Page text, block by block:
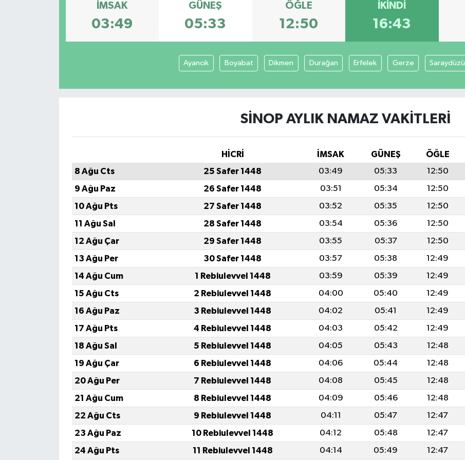
İMSAK
03:49
GÜNEŞ
05:33
ÖĞLE
12:50
İKINDI
16:43
Ayancık Boyabat Dikmen Durağan Erfelek Gerze Saraydüzü
SINOP AYLIK NAMAZ VAKITLERI
HİCRİ İMSAK GÜNEŞ ÖĞLE
8 Ağu Cts
25 Safer 1448 03:49 05:33 12:50
9 Ağu Paz
26 Safer 1448 03:51 05:34 12:50
10 Ağu Pts
27 Safer 1448 03:52 05:35 12:50
11 Ağu Sal
28 Safer 1448 03:54 05:36 12:50
12 Ağu Çar
29 Safer 1448 03:55 05:37 12:50
13 Ağu Per
30 Safer 1448 03:57 05:38 12:49
14 Ağu Cum
1 Rebiulevvel 1448 03:59 05:39 12:49
15 Ağu Cts
2 Rebiulevvel 1448 04:00 05:40 12:49
16 Ağu Paz
3 Rebiulevvel 1448 04:02 05:41 12:49
17 Ağu Pts
4 Rebiulevvel 1448 04:03 05:42 12:49
18 Ağu Sal
5 Rebiulevvel 1448 04:05 05:43 12:48
19 Ağu Çar
6 Rebiulevvel 1448 04:06 05:44 12:48
20 Ağu Per
7 Rebiulevvel 1448 04:08 05:45 12:48
21 Ağu Cum
8 Rebiulevvel 1448 04:09 05:46 12:48
22 Ağu Cts
9 Rebiulevvel 1448 04:11 05:47 12:47
23 Ağu Paz
10 Rebiulevvel 1448 04:12 05:48 12:47
24 Ağu Pts
11 Rebiulevvel 1448 04:14 05:49 12:47
Teknoloji